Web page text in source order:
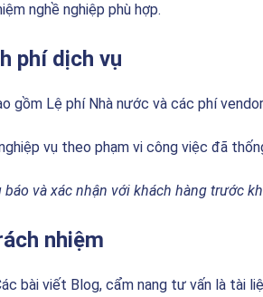
nghề nghiệp phù hợp.
phí dịch vụ
gồm Lệ phí Nhà nước và các phí
vụ theo phạm vi công việc đã
và xác nhận với khách hàng trước
nhiệm
bài viết Blog, cẩm nang tư vấn là tài